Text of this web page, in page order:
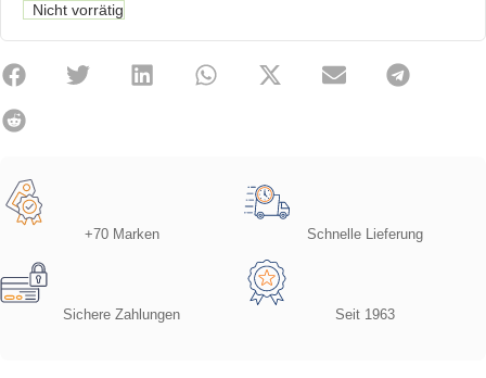
Nicht vorrätig
+70 Marken Schnelle Lieferung
Sichere Zahlungen Seit 1963